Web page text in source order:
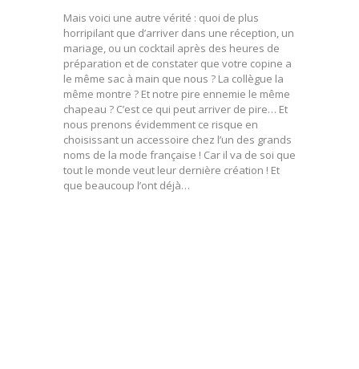
Mais voici une autre vérité : quoi de plus
horripilant que d’arriver dans une réception, un
mariage, ou un cocktail après des heures de
préparation et de constater que votre copine a
le même sac à main que nous ? La collègue la
même montre ? Et notre pire ennemie le même
chapeau ? C’est ce qui peut arriver de pire… Et
nous prenons évidemment ce risque en
choisissant un accessoire chez l’un des grands
noms de la mode française ! Car il va de soi que
tout le monde veut leur dernière création ! Et
que beaucoup l’ont déjà…